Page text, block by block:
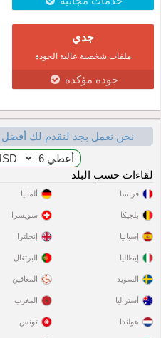
جدي
ملفات شخصية عالية الجودة
جودة مؤكدة
نحن نعمل بجد لنقدم لك
لقاءات حسب البلد
فرنسا
بلجيكا
إسبانيا
إيطاليا
السويد
ألمانيا
سويسرا
إنجلترا
البرتغال
المعاقين
أستراليا
هولندا
المغرب
تونس